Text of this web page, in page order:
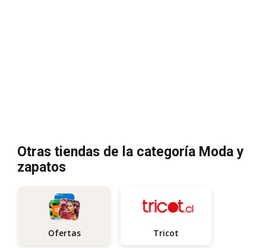
Otras tiendas de la categoría Moda y
zapatos
Ofertas Tricot